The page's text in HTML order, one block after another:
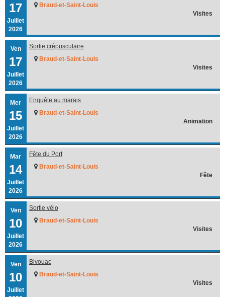
17
Juillet
2026
Braud-et-Saint-Louis
Visites
Ven
17
Juillet
2026
Sortie crépusculaire
Braud-et-Saint-Louis
Visites
Mer
15
Juillet
2026
Enquête au marais
Braud-et-Saint-Louis
Animation
Mar
14
Juillet
2026
Fête du Port
Braud-et-Saint-Louis
Fête
Ven
10
Juillet
2026
Sortie vélo
Braud-et-Saint-Louis
Visites
Ven
10
Juillet
Bivouac
Braud-et-Saint-Louis
Visites